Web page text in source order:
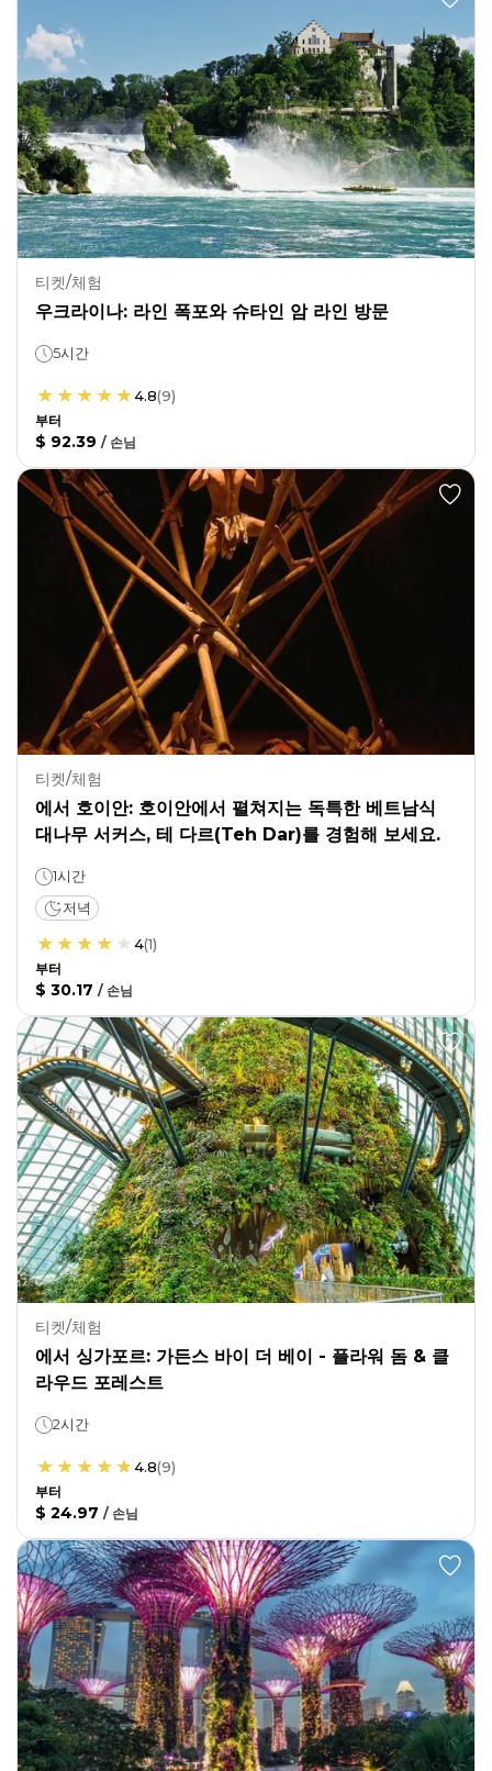
티켓/체험
우크라이나: 라인 폭포와 슈타인 암 라인 방문
5시간
4.8(9)
부터
$ 92.39 / 손님
티켓/체험
에서 호이안: 호이안에서 펼쳐지는 독특한 베트남식
대나무 서커스, 테 다르(Teh Dar)를 경험해 보세요.
1시간
저녁
4(1)
부터
$ 30.17 / 손님
티켓/체험
에서 싱가포르: 가든스 바이 더 베이 - 플라워 돔 & 클
라우드 포레스트
2시간
4.8(9)
부터
$ 24.97 / 손님